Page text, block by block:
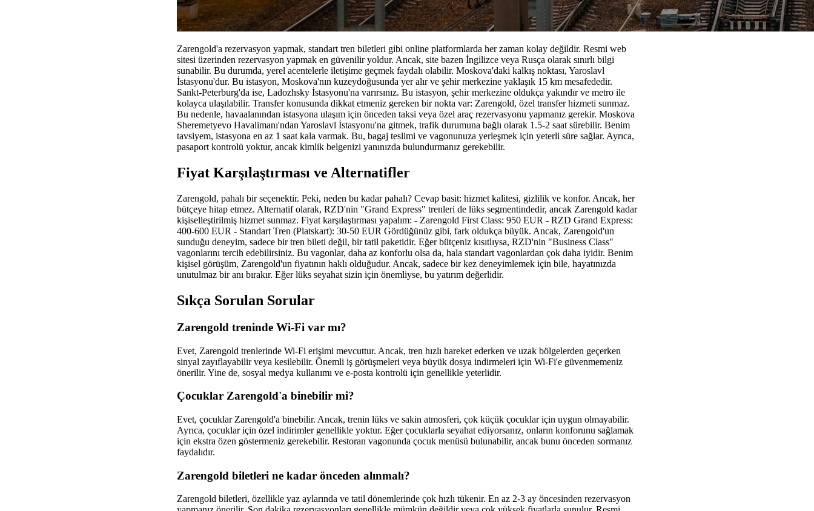
Zarengold'a rezervasyon yapmak, standart tren biletleri gibi online platformlarda her zaman kolay değildir. Resmi web
sitesi üzerinden rezervasyon yapmak en güvenilir yoldur. Ancak, site bazen İngilizce veya Rusça olarak sınırlı bilgi
sunabilir. Bu durumda, yerel acentelerle iletişime geçmek faydalı olabilir. Moskova'daki kalkış noktası, Yaroslavl
İstasyonu'dur. Bu istasyon, Moskova'nın kuzeydoğusunda yer alır ve şehir merkezine yaklaşık 15 km mesafededir.
Sankt-Peterburg'da ise, Ladozhsky İstasyonu'na varırsınız. Bu istasyon, şehir merkezine oldukça yakındır ve metro ile
kolayca ulaşılabilir. Transfer konusunda dikkat etmeniz gereken bir nokta var: Zarengold, özel transfer hizmeti sunmaz.
Bu nedenle, havaalanından istasyona ulaşım için önceden taksi veya özel araç rezervasyonu yapmanız gerekir. Moskova
Sheremetyevo Havalimanı'ndan Yaroslavl İstasyonu'na gitmek, trafik durumuna bağlı olarak 1.5-2 saat sürebilir. Benim
tavsiyem, istasyona en az 1 saat kala varmak. Bu, bagaj teslimi ve vagonunuza yerleşmek için yeterli süre sağlar. Ayrıca,
pasaport kontrolü yoktur, ancak kimlik belgenizi yanınızda bulundurmanız gerekebilir.
Fiyat Karşılaştırması ve Alternatifler
Zarengold, pahalı bir seçenektir. Peki, neden bu kadar pahalı? Cevap basit: hizmet kalitesi, gizlilik ve konfor. Ancak, her
bütçeye hitap etmez. Alternatif olarak, RZD'nin "Grand Express" trenleri de lüks segmentindedir, ancak Zarengold kadar
kişiselleştirilmiş hizmet sunmaz. Fiyat karşılaştırması yapalım: - Zarengold First Class: 950 EUR - RZD Grand Express:
400-600 EUR - Standart Tren (Platskart): 30-50 EUR Gördüğünüz gibi, fark oldukça büyük. Ancak, Zarengold'un
sunduğu deneyim, sadece bir tren bileti değil, bir tatil paketidir. Eğer bütçeniz kısıtlıysa, RZD'nin "Business Class"
vagonlarını tercih edebilirsiniz. Bu vagonlar, daha az konforlu olsa da, hala standart vagonlardan çok daha iyidir. Benim
kişisel görüşüm, Zarengold'un fiyatının haklı olduğudur. Ancak, sadece bir kez deneyimlemek için bile, hayatınızda
unutulmaz bir anı bırakır. Eğer lüks seyahat sizin için önemliyse, bu yatırım değerlidir.
Sıkça Sorulan Sorular
Zarengold treninde Wi-Fi var mı?
Evet, Zarengold trenlerinde Wi-Fi erişimi mevcuttur. Ancak, tren hızlı hareket ederken ve uzak bölgelerden geçerken
sinyal zayıflayabilir veya kesilebilir. Önemli iş görüşmeleri veya büyük dosya indirmeleri için Wi-Fi'e güvenmemeniz
önerilir. Yine de, sosyal medya kullanımı ve e-posta kontrolü için genellikle yeterlidir.
Çocuklar Zarengold'a binebilir mi?
Evet, çocuklar Zarengold'a binebilir. Ancak, trenin lüks ve sakin atmosferi, çok küçük çocuklar için uygun olmayabilir.
Ayrıca, çocuklar için özel indirimler genellikle yoktur. Eğer çocuklarla seyahat ediyorsanız, onların konforunu sağlamak
için ekstra özen göstermeniz gerekebilir. Restoran vagonunda çocuk menüsü bulunabilir, ancak bunu önceden sormanız
faydalıdır.
Zarengold biletleri ne kadar önceden alınmalı?
Zarengold biletleri, özellikle yaz aylarında ve tatil dönemlerinde çok hızlı tükenir. En az 2-3 ay öncesinden rezervasyon